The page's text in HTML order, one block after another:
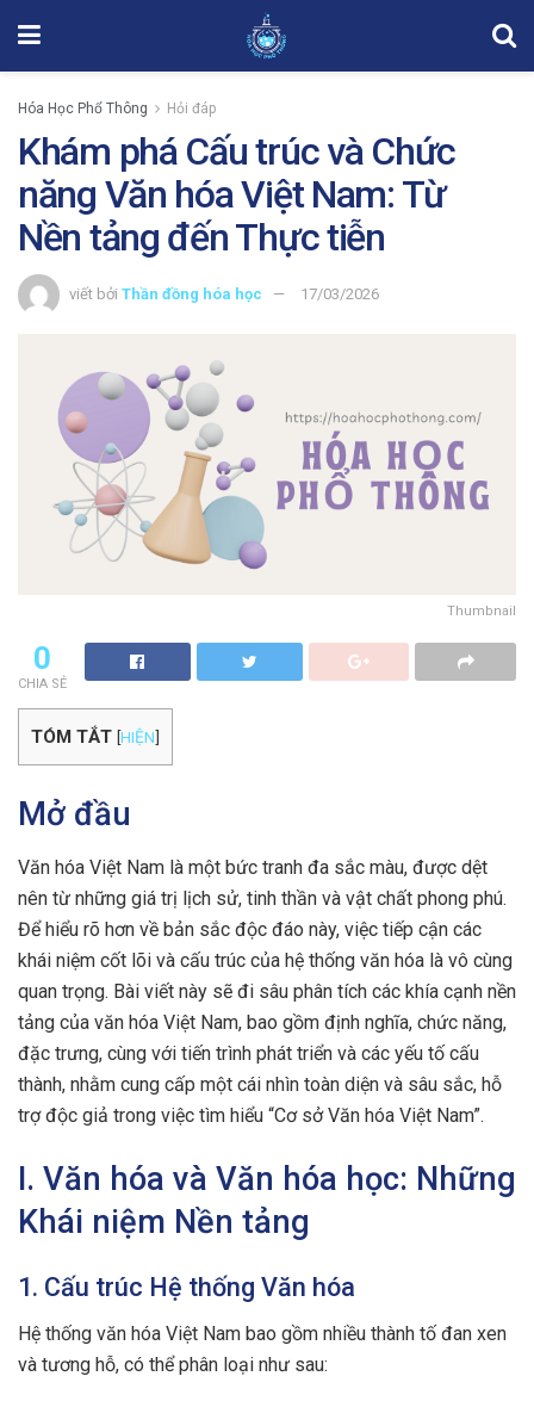
Hóa Học Phổ Thông Hỏi đáp
Khám phá Cấu trúc và Chức
năng Văn hóa Việt Nam: Từ
Nền tảng đến Thực tiễn
viết bởi Thần đồng hóa học 17/03/2026
Thumbnail
0
CHIA SẺ
TÓM TẮT [HIỆN]
Mở đầu
Văn hóa Việt Nam là một bức tranh đa sắc màu, được dệt
nên từ những giá trị lịch sử, tinh thần và vật chất phong phú.
Để hiểu rõ hơn về bản sắc độc đáo này, việc tiếp cận các
khái niệm cốt lõi và cấu trúc của hệ thống văn hóa là vô cùng
quan trọng. Bài viết này sẽ đi sâu phân tích các khía cạnh nền
tảng của văn hóa Việt Nam, bao gồm định nghĩa, chức năng,
đặc trưng, cùng với tiến trình phát triển và các yếu tố cấu
thành, nhằm cung cấp một cái nhìn toàn diện và sâu sắc, hỗ
trợ độc giả trong việc tìm hiểu “Cơ sở Văn hóa Việt Nam”.
I. Văn hóa và Văn hóa học: Những
Khái niệm Nền tảng
1. Cấu trúc Hệ thống Văn hóa
Hệ thống văn hóa Việt Nam bao gồm nhiều thành tố đan xen
và tương hỗ, có thể phân loại như sau: